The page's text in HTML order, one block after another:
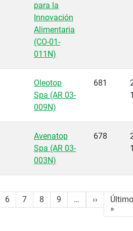
para la
Innovación
Alimentaria
(CO-01-
011N)
Oleotop
Spa (AR 03-
009N)
681
Avenatop
Spa (AR 03-
003N)
678
6 7 8 9 … ››
Último
»